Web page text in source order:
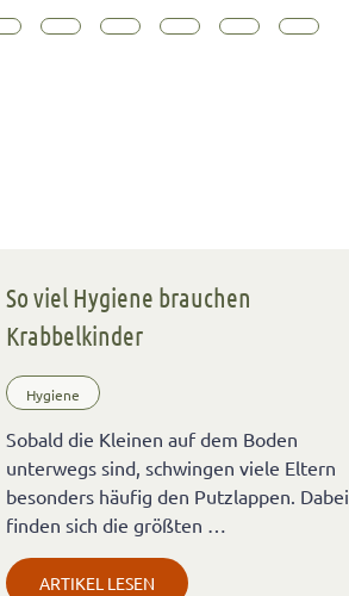
So viel Hygiene brauchen
Krabbelkinder
Hygiene
Sobald die Kleinen auf dem Boden
unterwegs sind, schwingen viele Eltern
besonders häufig den Putzlappen. Dabei
finden sich die größten …
ARTIKEL LESEN